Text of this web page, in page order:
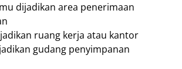
dijadikan area penerimaan
ruang kerja atau kantor
gudang penyimpanan